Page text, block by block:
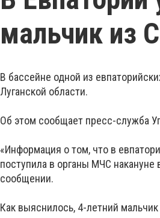
мальчик из
В бассейне одной из
Луганской области.
Об этом сообщает пресс-служба
«Информация о том, что в
поступила в органы МЧС накануне
сообщении.
Как выяснилось, 4-летний